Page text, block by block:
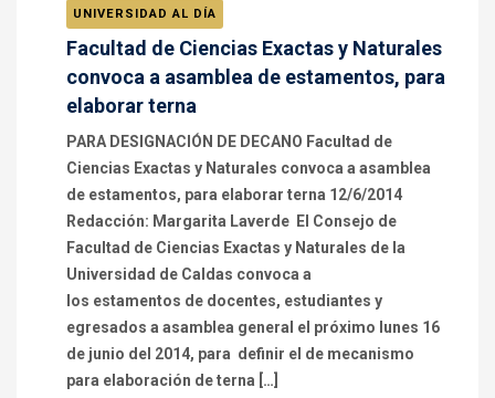
UNIVERSIDAD AL DÍA
Facultad de Ciencias Exactas y Naturales
convoca a asamblea de estamentos, para
elaborar terna
PARA DESIGNACIÓN DE DECANO Facultad de
Ciencias Exactas y Naturales convoca a asamblea
de estamentos, para elaborar terna 12/6/2014
Redacción: Margarita Laverde El Consejo de
Facultad de Ciencias Exactas y Naturales de la
Universidad de Caldas convoca a
los estamentos de docentes, estudiantes y
egresados a asamblea general el próximo lunes 16
de junio del 2014, para definir el de mecanismo
para elaboración de terna […]